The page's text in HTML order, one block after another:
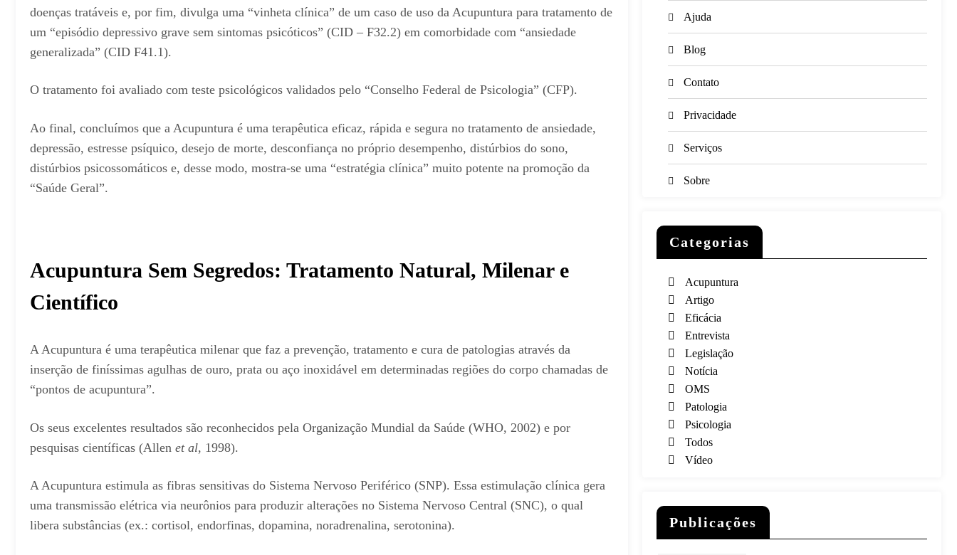
doenças tratáveis e, por fim, divulga uma “vinheta clínica” de um caso de uso da Acupuntura para tratamento de
um “episódio depressivo grave sem sintomas psicóticos” (CID – F32.2) em comorbidade com “ansiedade
generalizada” (CID F41.1).
O tratamento foi avaliado com teste psicológicos validados pelo “Conselho Federal de Psicologia” (CFP).
Ao final, concluímos que a Acupuntura é uma terapêutica eficaz, rápida e segura no tratamento de ansiedade,
depressão, estresse psíquico, desejo de morte, desconfiança no próprio desempenho, distúrbios do sono,
distúrbios psicossomáticos e, desse modo, mostra-se uma “estratégia clínica” muito potente na promoção da
“Saúde Geral”.
Acupuntura Sem Segredos: Tratamento Natural, Milenar e
Científico
A Acupuntura é uma terapêutica milenar que faz a prevenção, tratamento e cura de patologias através da
inserção de finíssimas agulhas de ouro, prata ou aço inoxidável em determinadas regiões do corpo chamadas de
“pontos de acupuntura”.
Os seus excelentes resultados são reconhecidos pela Organização Mundial da Saúde (WHO, 2002) e por
pesquisas científicas (Allen et al, 1998).
A Acupuntura estimula as fibras sensitivas do Sistema Nervoso Periférico (SNP). Essa estimulação clínica gera
uma transmissão elétrica via neurônios para produzir alterações no Sistema Nervoso Central (SNC), o qual
libera substâncias (ex.: cortisol, endorfinas, dopamina, noradrenalina, serotonina).
Ajuda
Blog
Contato
Privacidade
Serviços
Sobre
Categorias
Acupuntura
Artigo
Eficácia
Entrevista
Legislação
Notícia
OMS
Patologia
Psicologia
Todos
Vídeo
Publicações